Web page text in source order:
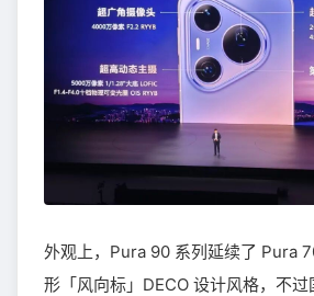
外观上，Pura 90 系列延续了 Pura
形「风向标」DECO 设计风格，不